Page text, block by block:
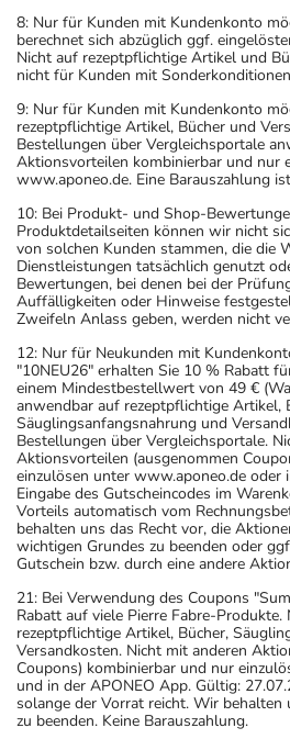
8: Nur für Kunden mit Kundenkonto
berechnet sich abzüglich ggf.
Nicht auf rezeptpflichtige Artikel und
nicht für Kunden mit
9: Nur für Kunden mit Kundenkonto
rezeptpflichtige Artikel, Bücher und
Bestellungen über Vergleichsportale
Aktionsvorteilen kombinierbar und nur
www.aponeo.de. Eine Barauszahlung
10: Bei Produkt- und Shop-
Produktdetailseiten können wir nicht
von solchen Kunden stammen, die die
Dienstleistungen tatsächlich genutzt
Bewertungen, bei denen bei der
Auffälligkeiten oder Hinweise
Zweifeln Anlass geben, werden nicht
12: Nur für Neukunden mit
"10NEU26" erhalten Sie 10 % Rabatt
einem Mindestbestellwert von 49 €
anwendbar auf rezeptpflichtige Artikel,
Säuglingsanfangsnahrung und
Bestellungen über Vergleichsportale.
Aktionsvorteilen (ausgenommen
einzulösen unter www.aponeo.de oder
Eingabe des Gutscheincodes im
Vorteils automatisch vom
behalten uns das Recht vor, die
wichtigen Grundes zu beenden oder
Gutschein bzw. durch eine andere
21: Bei Verwendung des Coupons
Rabatt auf viele Pierre Fabre-
rezeptpflichtige Artikel, Bücher,
Versandkosten. Nicht mit anderen
Coupons) kombinierbar und nur
und in der APONEO App. Gültig:
solange der Vorrat reicht. Wir
zu beenden. Keine Barauszahlung.